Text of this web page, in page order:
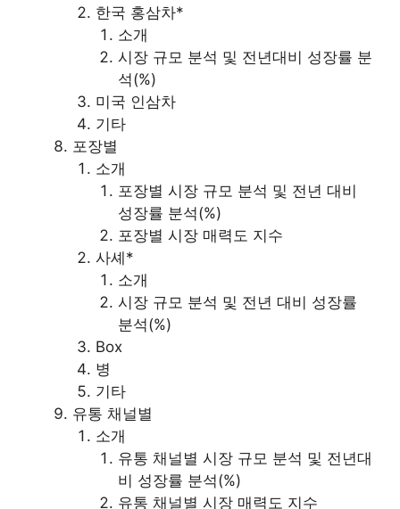
한국 홍삼차*
소개
시장 규모 분석 및 전년대비 성장률 분
석(%)
미국 인삼차
기타
포장별
소개
포장별 시장 규모 분석 및 전년 대비
성장률 분석(%)
포장별 시장 매력도 지수
사셰*
소개
시장 규모 분석 및 전년 대비 성장률
분석(%)
Box
병
기타
유통 채널별
소개
유통 채널별 시장 규모 분석 및 전년대
비 성장률 분석(%)
유통 채널별 시장 매력도 지수